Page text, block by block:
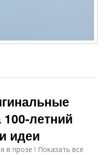
летний
идеи
в прозе ! Показать все